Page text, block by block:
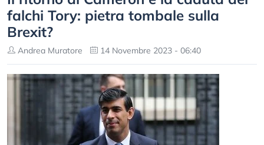
falchi Tory: pietra tombale sulla
Brexit?
Andrea Muratore 14 Novembre 2023 - 06:40